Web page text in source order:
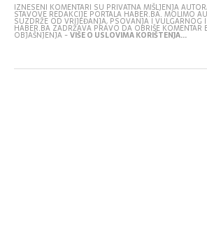
IZNESENI KOMENTARI SU PRIVATNA MIŠLJENJA
STAVOVE REDAKCIJE PORTALA HABER.BA. MOLIMO
SUZDRŽE OD VRIJEĐANJA, PSOVANJA I VULGARNOG
HABER.BA ZADRŽAVA PRAVO DA OBRIŠE KOMENTAR
OBJAŠNJENJA -VIŠE O USLOVIMA KORIŠTENJA...